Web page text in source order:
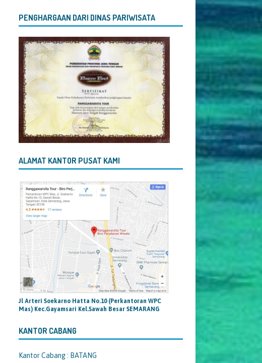
PENGHARGAAN DARI DINAS PARIWISATA
ALAMAT KANTOR PUSAT KAMI
Jl Arteri Soekarno Hatta No.10 (Perkantoran WPC
Mas) Kec.Gayamsari Kel.Sawah Besar SEMARANG
KANTOR CABANG
Kantor Cabang : BATANG